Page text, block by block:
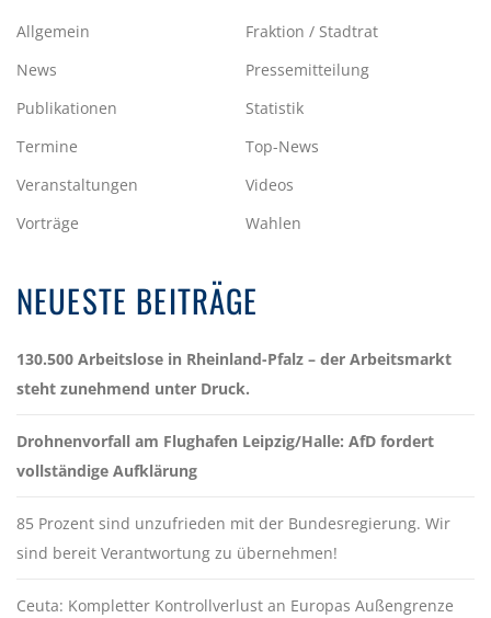
Allgemein
Fraktion / Stadtrat
News
Pressemitteilung
Publikationen
Statistik
Termine
Top-News
Veranstaltungen
Videos
Vorträge
Wahlen
NEUESTE BEITRÄGE
130.500 Arbeitslose in Rheinland-Pfalz – der Arbeitsmarkt
steht zunehmend unter Druck.
Drohnenvorfall am Flughafen Leipzig/Halle: AfD fordert
vollständige Aufklärung
85 Prozent sind unzufrieden mit der Bundesregierung. Wir
sind bereit Verantwortung zu übernehmen!
Ceuta: Kompletter Kontrollverlust an Europas Außengrenze